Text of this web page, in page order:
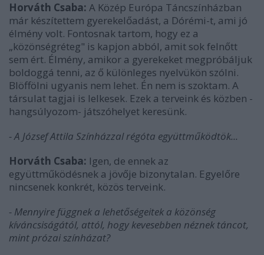
Horváth Csaba: A Közép Európa Táncszínházban
már készítettem gyerekelőadást, a Dórémi-t, ami jó
élmény volt. Fontosnak tartom, hogy ez a
„közönségréteg" is kapjon abból, amit sok felnőtt
sem ért. Élmény, amikor a gyerekeket megpróbáljuk
boldoggá tenni, az ő különleges nyelvükön szólni.
Blöffölni ugyanis nem lehet. Én nem is szoktam. A
társulat tagjai is lelkesek. Ezek a terveink és közben -
hangsúlyozom- játszóhelyet keresünk.
- A József Attila Színházzal régóta együttműködtök...
Horváth Csaba: Igen, de ennek az
együttműködésnek a jövője bizonytalan. Egyelőre
nincsenek konkrét, közös terveink.
- Mennyire függnek a lehetőségeitek a közönség
kíváncsiságától, attól, hogy kevesebben néznek táncot,
mint prózai színházat?